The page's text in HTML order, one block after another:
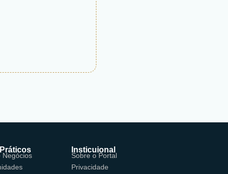
Negócios
Insticuional
Sobre o Portal
Privacidade